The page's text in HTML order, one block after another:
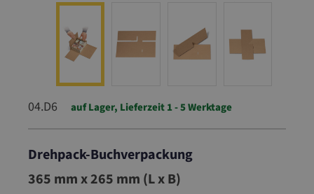
04.D6 auf Lager, Lieferzeit 1 - 5 Werktage
Drehpack-Buchverpackung
04.D6
365 mm x 265 mm (L x B)